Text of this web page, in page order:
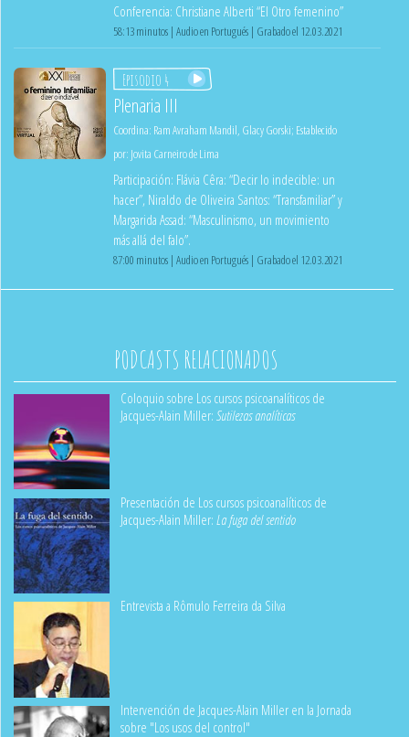
Conferencia: Christiane Alberti “El Otro femenino”
58:13 minutos | Audio en Portugués | Grabado el 12.03.2021
Episodio 4
Plenaria III
Coordina: Ram Avraham Mandil Glacy Gorski; Establecido
por: Jovita Carneiro de Lima
Participación: Flávia Cêra: “Decir lo indecible: un
hacer”, Niraldo de Oliveira Santos: “Transfamiliar” y
Margarida Assad: “Masculinismo, un movimiento
más allá del falo”.
87:00 minutos | Audio en Portugués | Grabado el 12.03.2021
PODCASTS RELACIONADOS
Coloquio sobre Los cursos psicoanalíticos de
Jacques-Alain Miller: Sutilezas analíticas
Presentación de Los cursos psicoanalíticos de
Jacques-Alain Miller:La fuga del sentido
Entrevista a Rômulo Ferreira da Silva
Intervención de Jacques-Alain Miller en la Jornada
sobre "Los usos del control"